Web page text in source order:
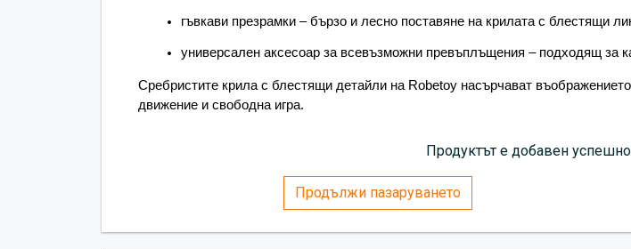
гъвкави презрамки – бързо и лесно поставяне на крилата с блестящи
универсален аксесоар за всевъзможни превъплъщения – подходящ за
Сребристите крила с блестящи детайли на Robetoy насърчават
движение и свободна игра.
Продуктът е добавен
Продължи пазаруването